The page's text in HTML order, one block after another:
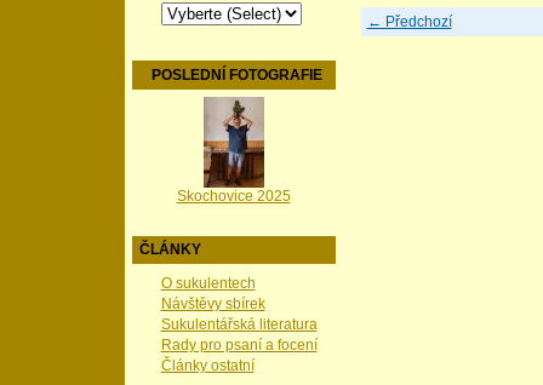
POSLEDNÍ FOTOGRAFIE
Skochovice 2025
ČLÁNKY
O sukulentech
Návštěvy sbírek
Sukulentářská literatura
Rady pro psaní a focení
Články ostatní
← Předchozí